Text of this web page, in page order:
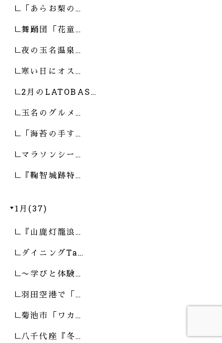
「あらお梨の…
舞踊団「花童…
夜の玉名温泉…
寒い日にオス…
2月のLATOBAS…
玉名のグルメ…
「海苔の手す…
マラソンシー…
『鞠智城跡特…
1月(37)
『山鹿灯籠浪…
ダイニングTa…
〜学びと体験…
羽田空港で「…
菊池市「ワカ…
八千代座『冬…